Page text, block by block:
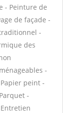
- Peinture de
de façade -
-
des
-
peint -
-